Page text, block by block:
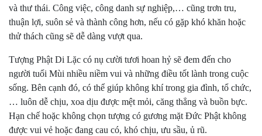
và thư thái. Công việc, công danh sự nghiệp,… cũng trơn tru,
thuận lợi, suôn sẻ và thành công hơn, nếu có gặp khó khăn hoặc
thử thách cũng sẽ dễ dàng vượt qua.
Tượng Phật Di Lặc có nụ cười tươi hoan hỷ sẽ đem đến cho
người tuổi Mùi nhiều niềm vui và những điều tốt lành trong cuộc
sống. Bên cạnh đó, có thể giúp không khí trong gia đình, tổ chức,
… luôn dễ chịu, xoa dịu được mệt mỏi, căng thẳng và buồn bực.
Hạn chế hoặc không chọn tượng có gương mặt Đức Phật không
được vui vẻ hoặc đang cau có, khó chịu, ưu sầu, ủ rũ.